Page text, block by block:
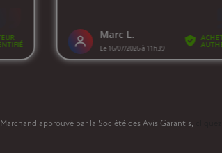
Marchand approuvé par la Société des Avis Garantis,